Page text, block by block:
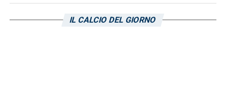
A lasciare il segno sono stati soprattutto i
IL CALCIO DEL GIORNO